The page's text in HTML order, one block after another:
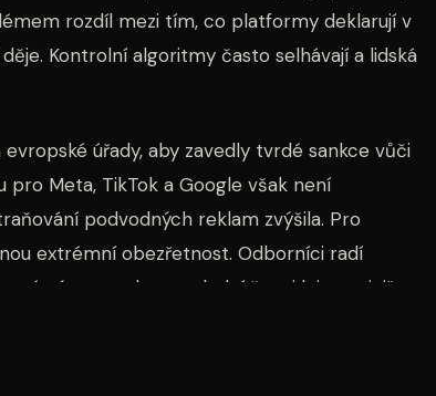
rozdíl mezi tím, co platformy deklarují v
Kontrolní algoritmy často selhávají a lidská
úřady, aby zavedly tvrdé sankce vůči
Meta, TikTok a Google však není
podvodných reklam zvýšila. Pro
extrémní obezřetnost. Odborníci radí
výnosy nebo „poslední šanci k investici“.